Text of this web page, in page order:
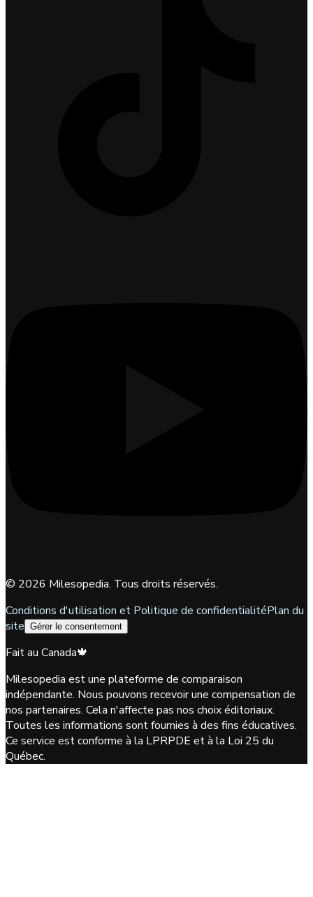
© 2026 Milesopedia. Tous droits réservés.
Conditions d'utilisation et Politique de confidentialitéPlan du
site Gérer le consentement
Fait au Canada🍁
Milesopedia est une plateforme de comparaison
indépendante. Nous pouvons recevoir une compensation de
nos partenaires. Cela n'affecte pas nos choix éditoriaux.
Toutes les informations sont fournies à des fins éducatives.
Ce service est conforme à la LPRPDE et à la Loi 25 du
Québec.